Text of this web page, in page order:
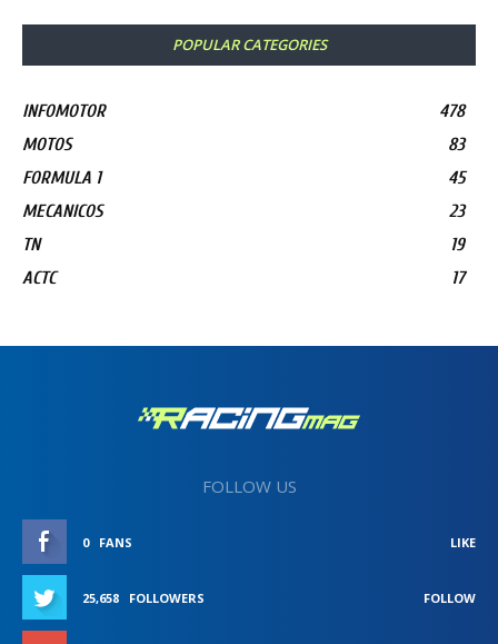
POPULAR CATEGORIES
INFOMOTOR
478
MOTOS
83
FORMULA 1
45
MECANICOS
23
TN
19
ACTC
17
FOLLOW US
0 FANS LIKE
25,658 FOLLOWERS FOLLOW